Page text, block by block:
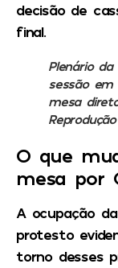
decisão de
final.
Plenário
sessão em
mesa
Reprodução
O que
mesa por
A ocupação
protesto
torno desses